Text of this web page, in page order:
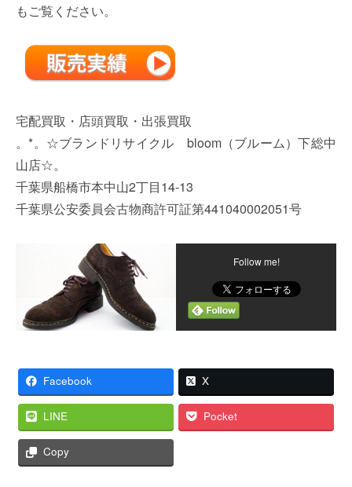
もご覧ください。
宅配買取・店頭買取・出張買取
。*。☆ブランドリサイクル bloom（ブルーム）下総中
山店☆。
千葉県船橋市本中山2丁目14-13
千葉県公安委員会古物商許可証第441040002051号
Follow me!
Facebook X
LINE Pocket
Copy